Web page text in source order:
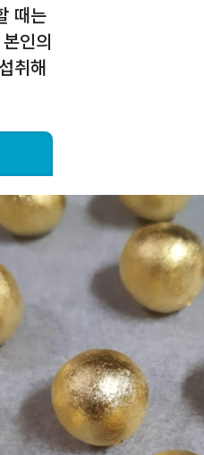
때는
인의
취해